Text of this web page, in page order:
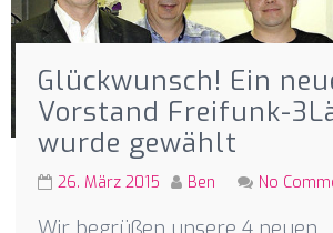
Glückwunsch! Ein
Vorstand Freifunk-
wurde gewählt
26. März 2015 Ben No